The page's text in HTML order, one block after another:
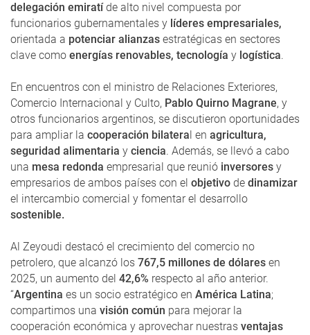
delegación emiratíde alto nivel compuesta por
funcionarios gubernamentales y líderes empresariales,
orientada a potenciar alianzas estratégicas en sectores
clave como energías renovables, tecnología y logística.
En encuentros con el ministro de Relaciones Exteriores,
Comercio Internacional y Culto, Pablo Quirno Magrane, y
otros funcionarios argentinos, se discutieron oportunidades
para ampliar la cooperación bilateral en agricultura,
seguridad alimentaria y ciencia. Además, se llevó a cabo
una mesa redonda empresarial que reunió inversores y
empresarios de ambos países con el objetivo de dinamizar
el intercambio comercial y fomentar el desarrollo
sostenible.
Al Zeyoudi destacó el crecimiento del comercio no
petrolero, que alcanzó los 767,5 millones de dólares en
2025, un aumento del 42,6% respecto al año anterior.
“Argentina es un socio estratégico en América Latina;
compartimos una visión común para mejorar la
cooperación económica y aprovechar nuestras ventajas